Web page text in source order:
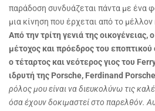
παράδοση συνδυάζεται πάντα με ένα
μια κίνηση που έρχεται από το μέλλον
Από την τρίτη γενιά της οικογένειας, ο
μέτοχος και πρόεδρος του
ο τέταρτος και νεότερος γιος του
ιδρυτή της Porsche, Ferdinand
ρόλος μου είναι να διευκολύνω τις
όσα έχουν δοκιμαστεί στο παρελθόν.